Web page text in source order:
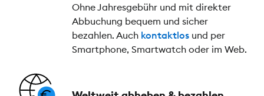
Ohne Jahresgebühr und mit direkter
Abbuchung bequem und sicher
bezahlen. Auch kontaktlos und per
Smartphone, Smartwatch oder im Web.